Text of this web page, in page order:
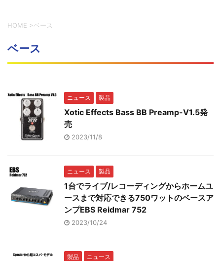
HOME >ベース
ベース
ニュース 製品
Xotic Effects Bass BB Preamp-V1.5発
売
2023/11/8
ニュース 製品
1台でライブ/レコーディングからホームユ
ースまで対応できる750ワットのベースア
ンプEBS Reidmar 752
2023/10/24
製品 ニュース